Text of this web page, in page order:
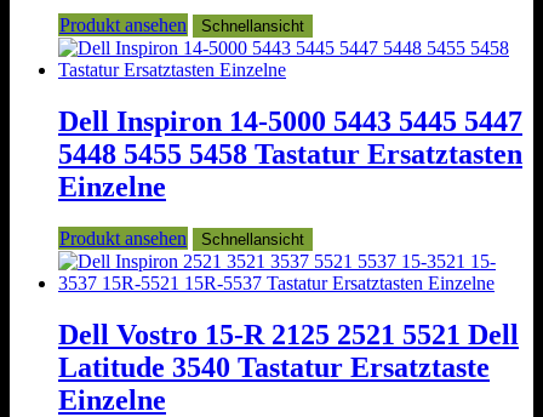
Produkt ansehen Schnellansicht
Dell Inspiron 14-5000 5443 5445 5447
5448 5455 5458 Tastatur Ersatztasten
Einzelne
Produkt ansehen Schnellansicht
Dell Vostro 15-R 2125 2521 5521 Dell
Latitude 3540 Tastatur Ersatztaste
Einzelne